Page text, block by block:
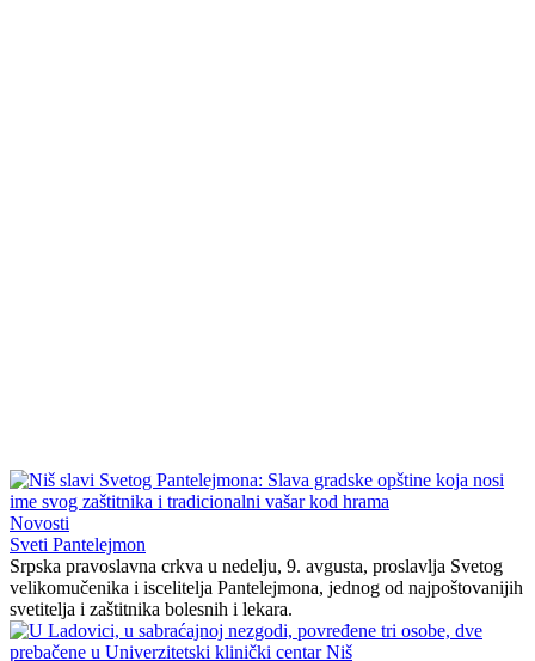
Novosti
Sveti Pantelejmon
Srpska pravoslavna crkva u nedelju, 9. avgusta, proslavlja Svetog
velikomučenika i iscelitelja Pantelejmona, jednog od najpoštovanijih
svetitelja i zaštitnika bolesnih i lekara.